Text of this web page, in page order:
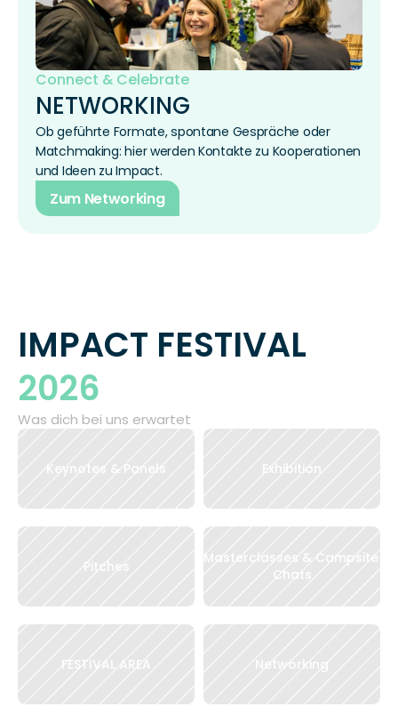
Connect & Celebrate
NETWORKING
Ob geführte Formate, spontane Gespräche oder
Matchmaking: hier werden Kontakte zu Kooperationen
und Ideen zu Impact.
Zum Networking
2026
Was dich bei uns erwartet
Keynotes & Panels Exhibition
Pitches
Masterclasses & Campsite
Chats
FESTIVAL AREA Networking